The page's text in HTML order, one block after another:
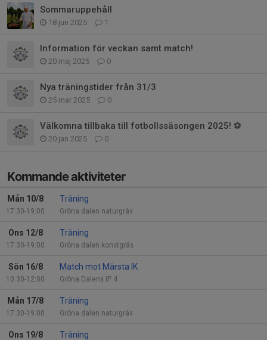
Sommaruppehåll
18 jun 2025 1
Information för veckan samt match!
20 maj 2025 0
Nya träningstider från 31/3
25 mar 2025 0
Välkomna tillbaka till fotbollssäsongen 2025! ⚽
20 jan 2025 0
Kommande aktiviteter
Mån 10/8
17:30-19:00
Träning
Gröna dalen naturgräs
Ons 12/8
17:30-19:00
Träning
Gröna dalen konstgräs
Sön 16/8
10:30-12:00
Match mot Märsta IK
Gröna Dalens IP 4
Mån 17/8
17:30-19:00
Träning
Gröna dalen naturgräs
Ons 19/8 Träning